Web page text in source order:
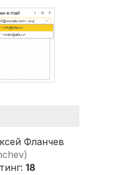
Фланчев
18